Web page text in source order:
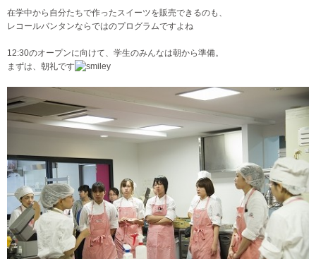
在学中から自分たちで作ったスイーツを販売できるのも、
レコールバンタンならではのプログラムですよね
12:30のオープンに向けて、学生のみんなは朝から準備。
まずは、朝礼です